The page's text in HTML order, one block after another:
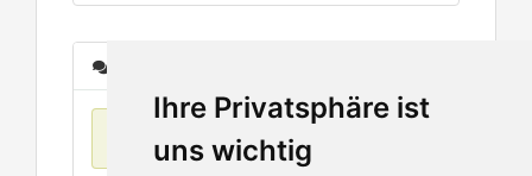
Ihre Privatsphäre ist
uns wichtig